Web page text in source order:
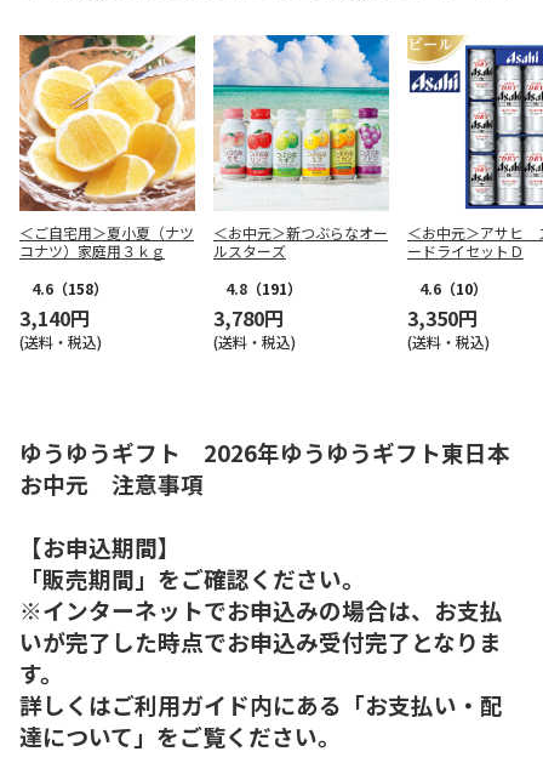
＜ご自宅用＞夏小夏（ナツ
コナツ）家庭用３ｋｇ
4.6 （158）
3,140円
(送料・税込)
＜お中元＞新つぶらなオー
ルスターズ
4.8 （191）
3,780円
(送料・税込)
＜お中元＞アサヒ
ードライセットＤ
4.6 （10）
3,350円
(送料・税込)
ゆうゆうギフト 2026年ゆうゆうギフト東日本
お中元 注意事項
【お申込期間】
「販売期間」をご確認ください。
※インターネットでお申込みの場合は、お支払
いが完了した時点でお申込み受付完了となりま
す。
詳しくはご利用ガイド内にある「お支払い・配
達について」をご覧ください。